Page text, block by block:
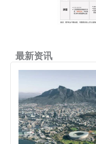
最新资讯